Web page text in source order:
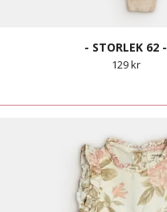
- STORLEK 62 -
129 kr